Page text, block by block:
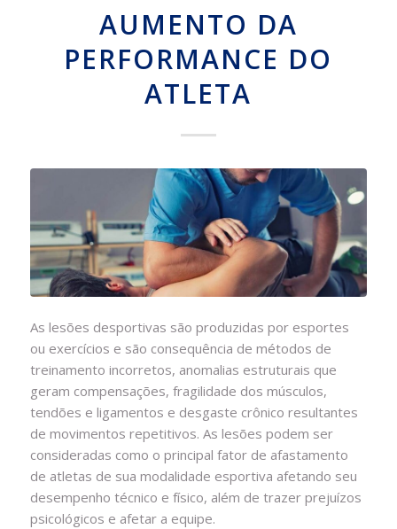
AUMENTO DA
PERFORMANCE DO
ATLETA
As lesões desportivas são produzidas por esportes
ou exercícios e são consequência de métodos de
treinamento incorretos, anomalias estruturais que
geram compensações, fragilidade dos músculos,
tendões e ligamentos e desgaste crônico resultantes
de movimentos repetitivos. As lesões podem ser
consideradas como o principal fator de afastamento
de atletas de sua modalidade esportiva afetando seu
desempenho técnico e físico, além de trazer prejuízos
psicológicos e afetar a equipe.